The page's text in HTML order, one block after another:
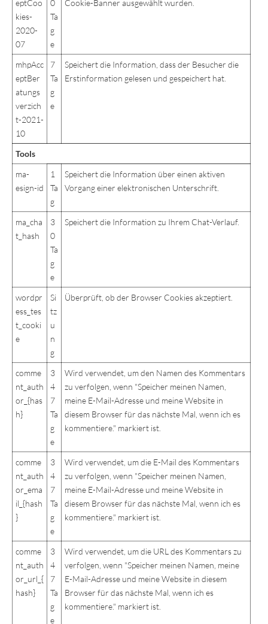
eptCoo
kies-
2020-
07
0
Ta
g
e
Cookie-Banner ausgewählt wurden.
mhpAcc
eptBer
atungs
verzich
t-2021-
10
7
Ta
g
e
Speichert die Information, dass der Besucher die
Erstinformation gelesen und gespeichert hat.
Tools
ma-
esign-id
1
Ta
g
Speichert die Information über einen aktiven
Vorgang einer elektronischen Unterschrift.
ma_cha
t_hash
3
0
Ta
g
e
Speichert die Information zu Ihrem Chat-Verlauf.
wordpr
ess_tes
t_cooki
e
Si
tz
u
n
g
Überprüft, ob der Browser Cookies akzeptiert.
comme
nt_auth
or_{has
h}
3
4
7
Ta
g
e
Wird verwendet, um den Namen des Kommentars
zu verfolgen, wenn "Speicher meinen Namen,
meine E-Mail-Adresse und meine Website in
diesem Browser für das nächste Mal, wenn ich es
kommentiere." markiert ist.
comme
nt_auth
or_ema
il_{hash
}
3
4
7
Ta
g
e
Wird verwendet, um die E-Mail des Kommentars
zu verfolgen, wenn "Speicher meinen Namen,
meine E-Mail-Adresse und meine Website in
diesem Browser für das nächste Mal, wenn ich es
kommentiere." markiert ist.
comme
nt_auth
or_url_{
hash}
3
4
7
Ta
g
e
Wird verwendet, um die URL des Kommentars zu
verfolgen, wenn "Speicher meinen Namen, meine
E-Mail-Adresse und meine Website in diesem
Browser für das nächste Mal, wenn ich es
kommentiere." markiert ist.